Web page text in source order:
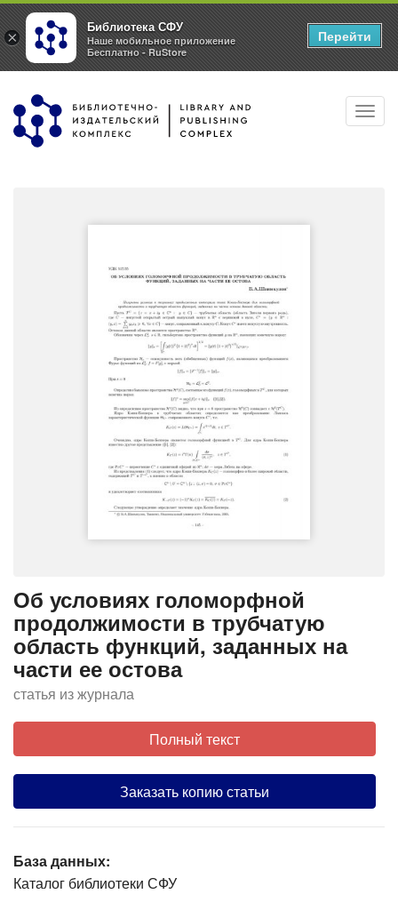
Перейти
основному
Об условиях голоморфной
продолжимости в трубчатую
область функций, заданных на
части ее остова
статья из журнала
Полный текст
Заказать копию статьи
База данных:
Каталог библиотеки СФУ
×
Библиотека СФУ
Наше мобильное приложение
Бесплатно - RuStore
Перейти